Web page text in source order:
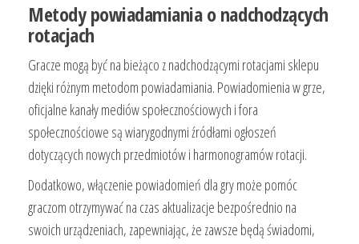
Metody powiadamiania o nadchodzących
rotacjach
Gracze mogą być na bieżąco z nadchodzącymi rotacjami sklepu
dzięki różnym metodom powiadamiania. Powiadomienia w grze,
oficjalne kanały mediów społecznościowych i fora
społecznościowe są wiarygodnymi źródłami ogłoszeń
dotyczących nowych przedmiotów i harmonogramów rotacji.
Dodatkowo, włączenie powiadomień dla gry może pomóc
graczom otrzymywać na czas aktualizacje bezpośrednio na
swoich urządzeniach, zapewniając, że zawsze będą świadomi,